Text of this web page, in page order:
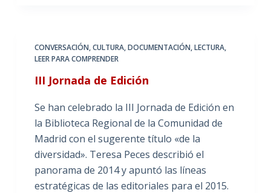
CONVERSACIÓN,CULTURA,DOCUMENTACIÓN,LECTURA,
LEER PARA COMPRENDER
III Jornada de Edición
Se han celebrado la III Jornada de Edición en
la Biblioteca Regional de la Comunidad de
Madrid con el sugerente título «de la
diversidad». Teresa Peces describió el
panorama de 2014 y apuntó las líneas
estratégicas de las editoriales para el 2015.